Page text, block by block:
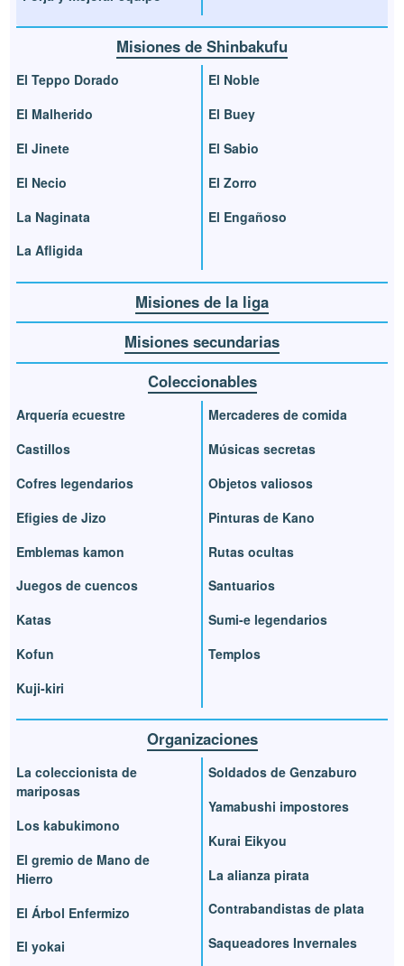
Misiones de Shinbakufu
El Teppo Dorado
El Malherido
El Jinete
El Necio
La Naginata
La Afligida
El Noble
El Buey
El Sabio
El Zorro
El Engañoso
Misiones de la liga
Misiones secundarias
Coleccionables
Arquería ecuestre
Castillos
Cofres legendarios
Efigies de Jizo
Emblemas kamon
Juegos de cuencos
Katas
Kofun
Kuji-kiri
Mercaderes de comida
Músicas secretas
Objetos valiosos
Pinturas de Kano
Rutas ocultas
Santuarios
Sumi-e legendarios
Templos
Organizaciones
La coleccionista de
mariposas
Los kabukimono
El gremio de Mano de
Hierro
El Árbol Enfermizo
El yokai
Soldados de Genzaburo
Yamabushi impostores
Kurai Eikyou
La alianza pirata
Contrabandistas de plata
Saqueadores Invernales